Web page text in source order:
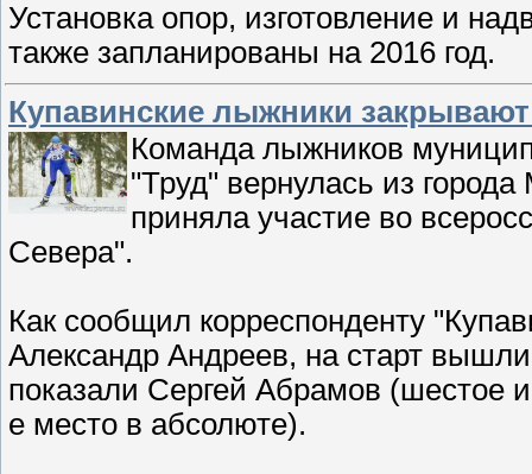
Установка опор, изготовление и
также запланированы на 2016 год.
Купавинские лыжники
Команда лыжников
"Труд" вернулась из
приняла участие во
Севера".
Как сообщил корреспонденту
Александр Андреев, на старт
показали Сергей Абрамов (шестое
е место в абсолюте).